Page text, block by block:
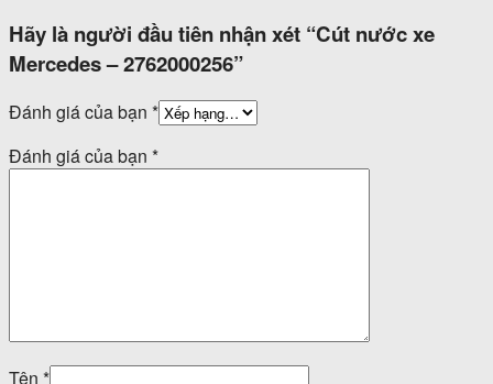
Hãy là người đầu tiên nhận xét “Cút nước xe
Mercedes – 2762000256”
Đánh giá của bạn *
Đánh giá của bạn *
Tên *